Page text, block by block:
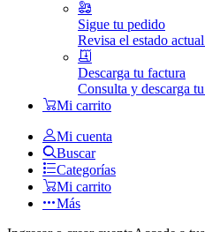
Sigue tu pedido
Revisa el estado
Descarga tu factura
Consulta y descarga
Mi carrito
Mi cuenta
Buscar
Categorías
Mi carrito
Más